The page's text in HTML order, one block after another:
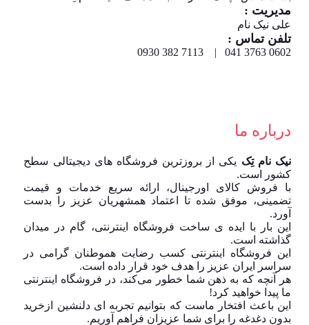
مدیریت :
علی نیک نام
تلفن تماس :
0602 3763 041 | 7113 382 0930
درباره ما
نیک نام تِک یکی از بروزترین فروشگاه های دیجیتالی سطح
کشور است.
با فروش کالای اورجینال، ارائه سریع خدمات و قیمت
تضمینی، موفق شده تا اعتماد همشهریان عزیز را بدست
آورد.
این بار با ایده ی ساخت فروشگاه اینترنتی، گام در میدان
گذاشته است.
این فروشگاه اینترنتی کسب رضایت هموطنان گرامی در
سراسر ایران عزیز را هدف خود قرار داده است.
هر آنچه که به ذهن شما خطور می‌کند، در فروشگاه اینترنتی
ما پیدا خواهید کرد!
این باعث افتخار ماست که بتوانیم تجربه ای دلنشین ازخرید
بدون دغدغه را برای شما عزیزان فراهم آوریم.